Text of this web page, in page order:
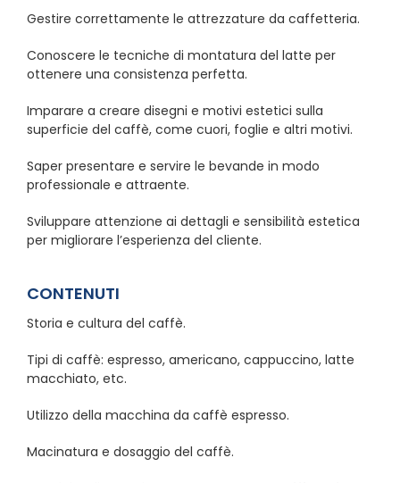
Gestire correttamente le attrezzature da caffetteria.
Conoscere le tecniche di montatura del latte per
ottenere una consistenza perfetta.
Imparare a creare disegni e motivi estetici sulla
superficie del caffè, come cuori, foglie e altri motivi.
Saper presentare e servire le bevande in modo
professionale e attraente.
Sviluppare attenzione ai dettagli e sensibilità estetica
per migliorare l’esperienza del cliente.
CONTENUTI
Storia e cultura del caffè.
Tipi di caffè: espresso, americano, cappuccino, latte
macchiato, etc.
Utilizzo della macchina da caffè espresso.
Macinatura e dosaggio del caffè.